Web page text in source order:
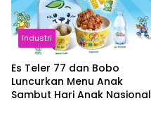
Industri
Es Teler 77 dan Bobo
Luncurkan Menu Anak
Sambut Hari Anak Nasional